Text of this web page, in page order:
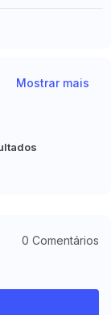
Mostrar mais
0 Comentários